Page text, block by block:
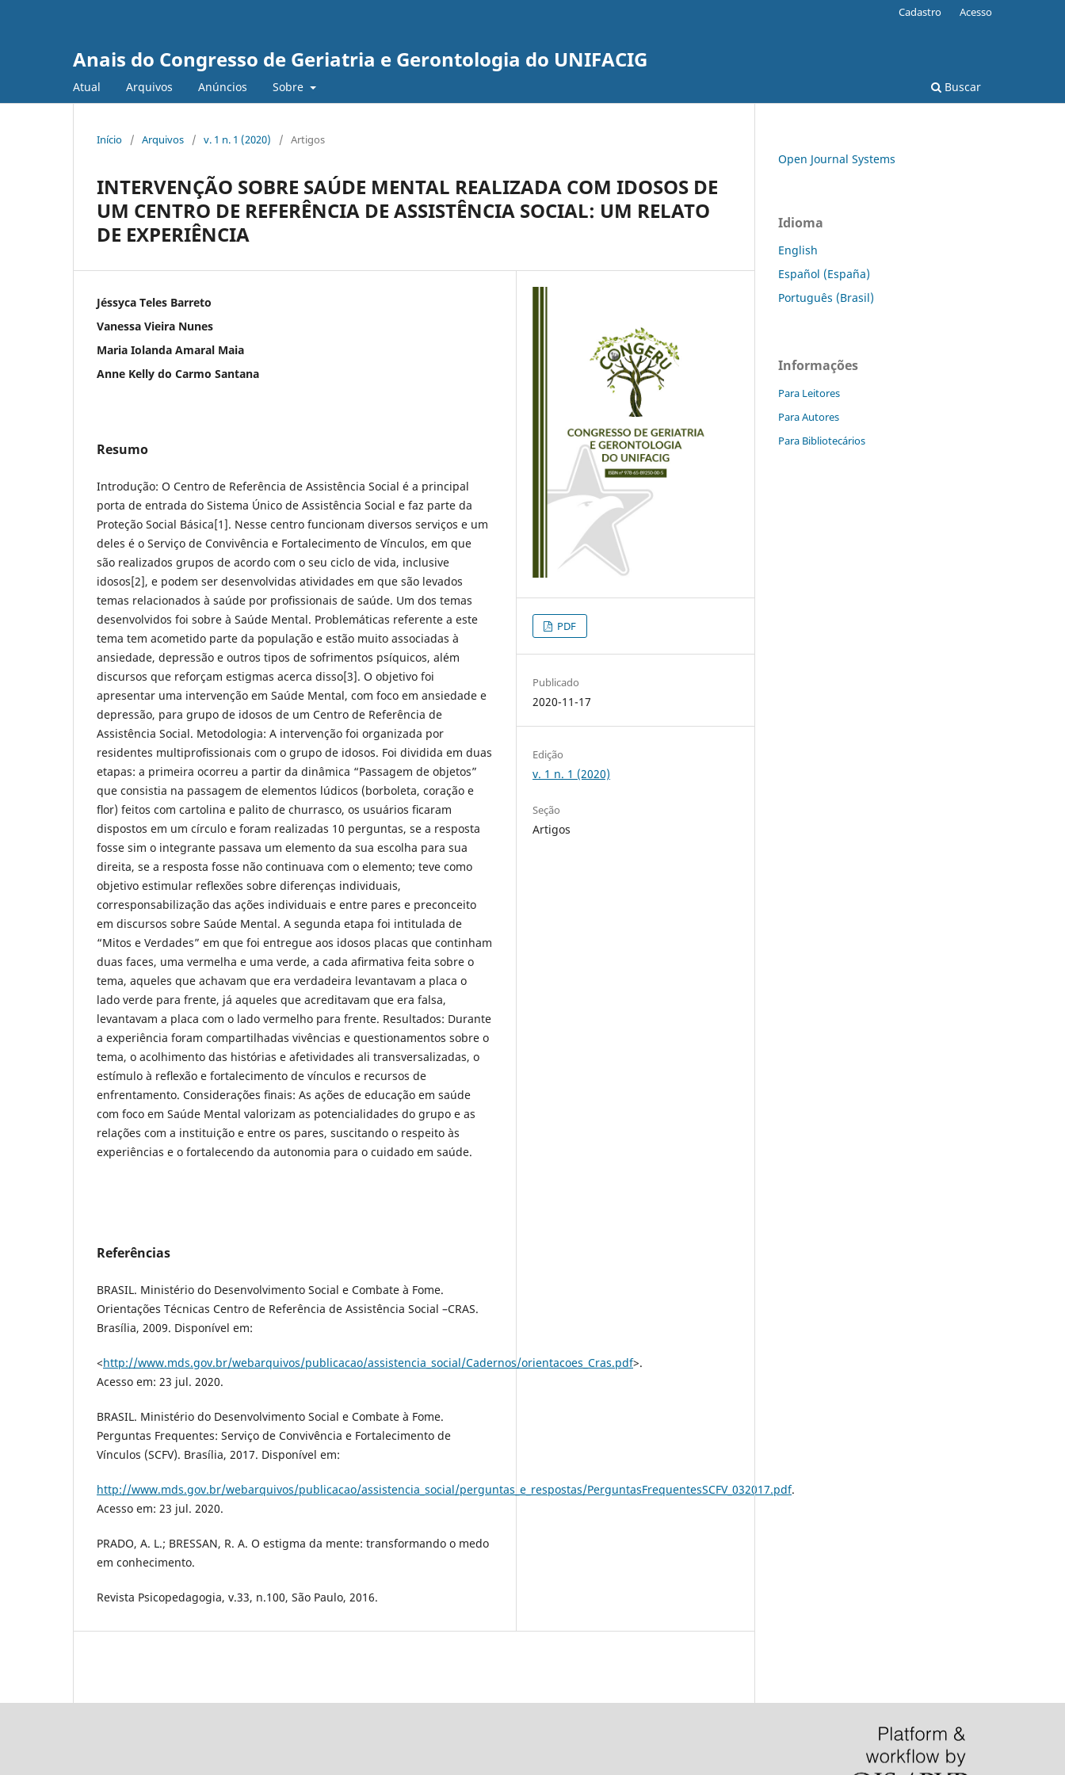
Anais do Congresso de Geriatria e Gerontologia do UNIFACIG
Atual Arquivos Anúncios Sobre Buscar
Cadastro Acesso
Início / Arquivos / v. 1 n. 1 (2020) / Artigos
INTERVENÇÃO SOBRE SAÚDE MENTAL REALIZADA COM IDOSOS DE
UM CENTRO DE REFERÊNCIA DE ASSISTÊNCIA SOCIAL: UM RELATO
DE EXPERIÊNCIA
Jéssyca Teles Barreto
Vanessa Vieira Nunes
Maria Iolanda Amaral Maia
Anne Kelly do Carmo Santana
Resumo
Introdução: O Centro de Referência de Assistência Social é a principal
porta de entrada do Sistema Único de Assistência Social e faz parte da
Proteção Social Básica[1]. Nesse centro funcionam diversos serviços e um
deles é o Serviço de Convivência e Fortalecimento de Vínculos, em que
são realizados grupos de acordo com o seu ciclo de vida, inclusive
idosos[2], e podem ser desenvolvidas atividades em que são levados
temas relacionados à saúde por proﬁssionais de saúde. Um dos temas
desenvolvidos foi sobre à Saúde Mental. Problemáticas referente a este
tema tem acometido parte da população e estão muito associadas à
ansiedade, depressão e outros tipos de sofrimentos psíquicos, além
discursos que reforçam estigmas acerca disso[3]. O objetivo foi
apresentar uma intervenção em Saúde Mental, com foco em ansiedade e
depressão, para grupo de idosos de um Centro de Referência de
Assistência Social. Metodologia: A intervenção foi organizada por
residentes multiproﬁssionais com o grupo de idosos. Foi dividida em duas
etapas: a primeira ocorreu a partir da dinâmica “Passagem de objetos”
que consistia na passagem de elementos lúdicos (borboleta, coração e
ﬂor) feitos com cartolina e palito de churrasco, os usuários ﬁcaram
dispostos em um círculo e foram realizadas 10 perguntas, se a resposta
fosse sim o integrante passava um elemento da sua escolha para sua
direita, se a resposta fosse não continuava com o elemento; teve como
objetivo estimular reﬂexões sobre diferenças individuais,
corresponsabilização das ações individuais e entre pares e preconceito
em discursos sobre Saúde Mental. A segunda etapa foi intitulada de
“Mitos e Verdades” em que foi entregue aos idosos placas que continham
duas faces, uma vermelha e uma verde, a cada aﬁrmativa feita sobre o
tema, aqueles que achavam que era verdadeira levantavam a placa o
lado verde para frente, já aqueles que acreditavam que era falsa,
levantavam a placa com o lado vermelho para frente. Resultados: Durante
a experiência foram compartilhadas vivências e questionamentos sobre o
tema, o acolhimento das histórias e afetividades ali transversalizadas, o
estímulo à reﬂexão e fortalecimento de vínculos e recursos de
enfrentamento. Considerações ﬁnais: As ações de educação em saúde
com foco em Saúde Mental valorizam as potencialidades do grupo e as
relações com a instituição e entre os pares, suscitando o respeito às
experiências e o fortalecendo da autonomia para o cuidado em saúde.
Referências
BRASIL. Ministério do Desenvolvimento Social e Combate à Fome.
Orientações Técnicas Centro de Referência de Assistência Social –CRAS.
Brasília, 2009. Disponível em:
<http://www.mds.gov.br/webarquivos/publicacao/assistencia_social/Cadernos/orientacoes_Cras.pdf>.
Acesso em: 23 jul. 2020.
BRASIL. Ministério do Desenvolvimento Social e Combate à Fome.
Perguntas Frequentes: Serviço de Convivência e Fortalecimento de
Vínculos (SCFV). Brasília, 2017. Disponível em:
http://www.mds.gov.br/webarquivos/publicacao/assistencia_social/perguntas_e_respostas/PerguntasFrequentesSCFV_032017.pdf.
Acesso em: 23 jul. 2020.
PRADO, A. L.; BRESSAN, R. A. O estigma da mente: transformando o medo
em conhecimento.
Revista Psicopedagogia, v.33, n.100, São Paulo, 2016.
PDF
Publicado
2020-11-17
Edição
v. 1 n. 1 (2020)
Seção
Artigos
Open Journal Systems
Idioma
English
Español (España)
Português (Brasil)
Informações
Para Leitores
Para Autores
Para Bibliotecários